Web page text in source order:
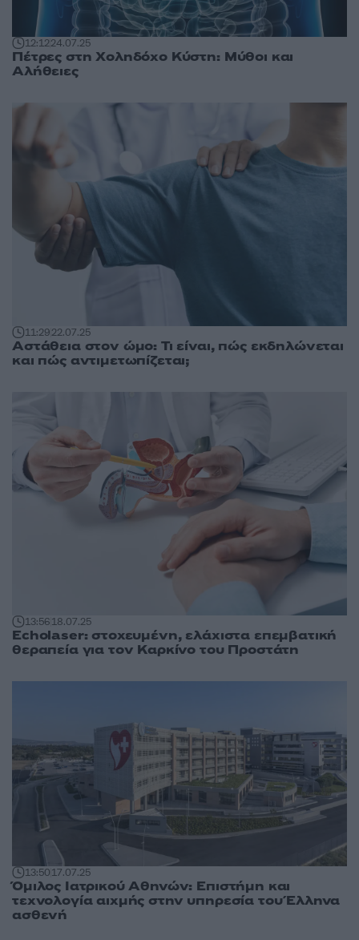
12:1224.07.25
Πέτρες στη Χοληδόχο Κύστη: Μύθοι και
Αλήθειες
11:2922.07.25
Αστάθεια στον ώμο: Τι είναι, πώς εκδηλώνεται
και πώς αντιμετωπίζεται;
13:5618.07.25
Echolaser: στοχευμένη, ελάχιστα επεμβατική
θεραπεία για τον Καρκίνο του Προστάτη
13:5017.07.25
Όμιλος Ιατρικού Αθηνών: Επιστήμη και
τεχνολογία αιχμής στην υπηρεσία του Έλληνα
ασθενή